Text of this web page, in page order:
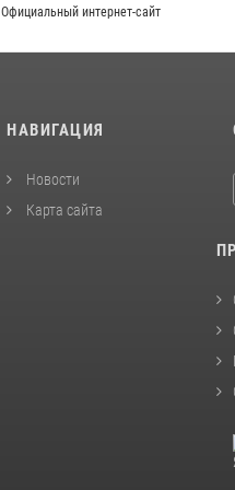
Официальный интернет-сайт
НАВИГАЦИЯ
Новости
Карта сайта